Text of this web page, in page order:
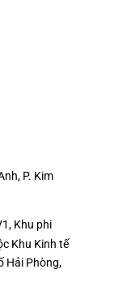
P. Kim
Khu phi
Khu Kinh tế
Hải Phòng,